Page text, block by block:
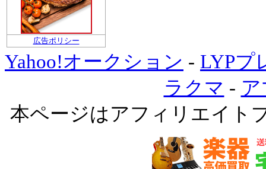
広告ポリシー
Yahoo!オークション - LYPプ
ラクマ -
本ページはアフィリエイト